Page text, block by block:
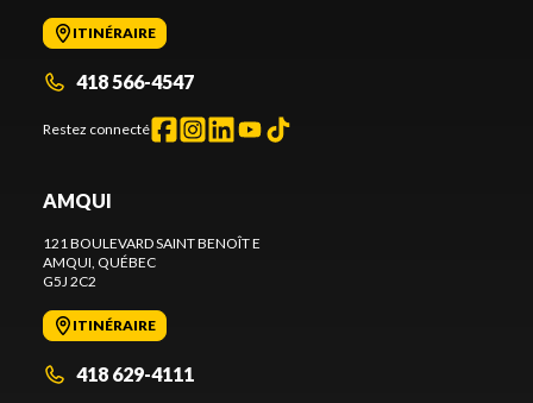
ITINÉRAIRE
418 566-4547
Restez connecté
AMQUI
121 BOULEVARD SAINT BENOÎT E
AMQUI, QUÉBEC
G5J 2C2
ITINÉRAIRE
418 629-4111